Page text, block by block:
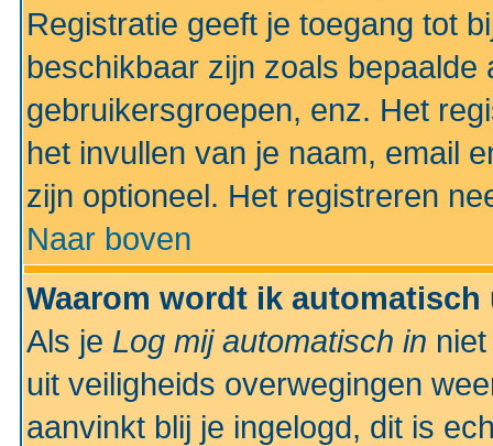
Registratie geeft je toegang tot
beschikbaar zijn zoals
gebruikersgroepen, enz. Het
het invullen van je naam, email
zijn optioneel. Het registreren
Naar boven
Waarom wordt ik
Als je Log mij automatisch in
uit veiligheids overwegingen
aanvinkt blij je ingelogd, dit is